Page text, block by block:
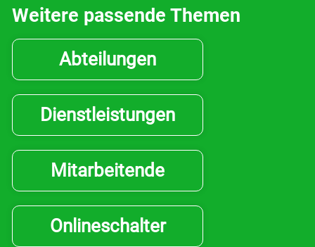
Bildung & Jugend
Kontakt
Login
Drucken
Weitere passende Themen
Abteilungen
Dienstleistungen
Mitarbeitende
Onlineschalter